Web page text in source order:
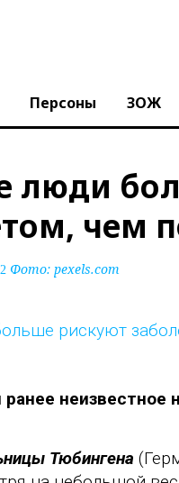
Персоны ЗОЖ
люди
чем
Фото: pexels.com
неизвестное
Тюбингена